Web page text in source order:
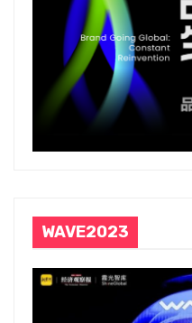
WAVE2023